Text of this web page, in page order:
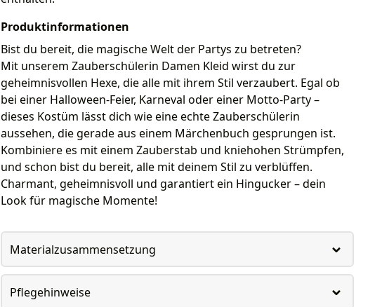
Produktinformationen
Bist du bereit, die magische Welt der Partys zu betreten?
Mit unserem Zauberschülerin Damen Kleid wirst du zur
geheimnisvollen Hexe, die alle mit ihrem Stil verzaubert. Egal ob
bei einer Halloween-Feier, Karneval oder einer Motto-Party –
dieses Kostüm lässt dich wie eine echte Zauberschülerin
aussehen, die gerade aus einem Märchenbuch gesprungen ist.
Kombiniere es mit einem Zauberstab und kniehohen Strümpfen,
und schon bist du bereit, alle mit deinem Stil zu verblüffen.
Charmant, geheimnisvoll und garantiert ein Hingucker – dein
Look für magische Momente!
Materialzusammensetzung
Pflegehinweise